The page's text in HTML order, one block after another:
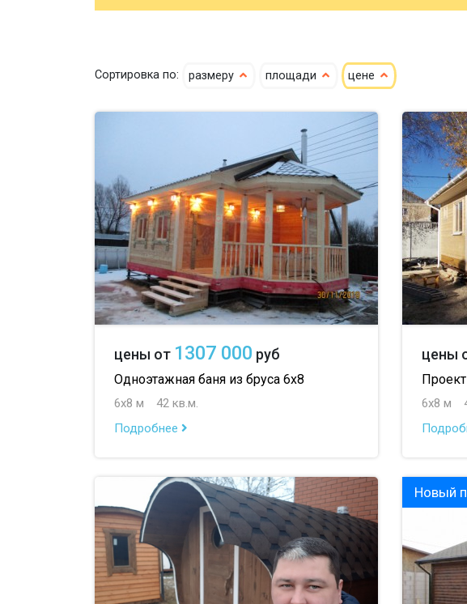
Сортировка по: размеру площади цене
цены от 1307 000 руб
Одноэтажная баня из бруса 6х8
6х8 м
42 кв.м.
Подробнее
цены
6х8 м
Новый